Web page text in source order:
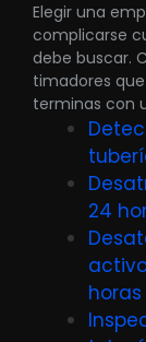
Elegir una
complicarse
debe buscar.
timadores
terminas con
24
horas